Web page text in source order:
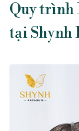
Quy trình
tại Shynh